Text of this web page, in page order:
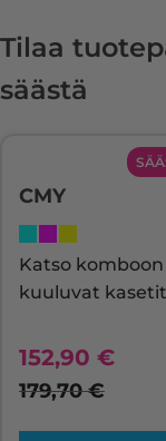
Tilaa
säästä
CMY
Katso komboon
kuuluvat kasetit
152,90 €
179,70€